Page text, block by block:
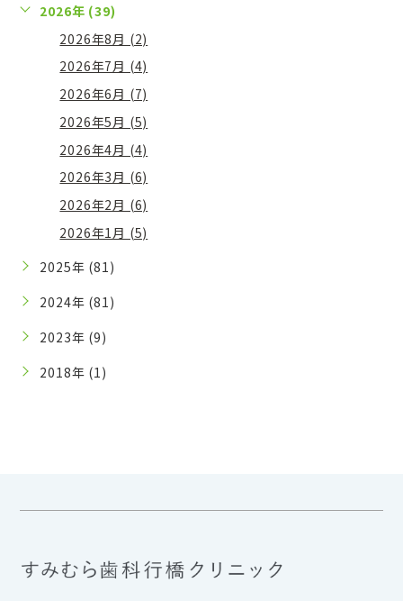
2026年 (39)
2026年8月 (2)
2026年7月 (4)
2026年6月 (7)
2026年5月 (5)
2026年4月 (4)
2026年3月 (6)
2026年2月 (6)
2026年1月 (5)
2025年 (81)
2024年 (81)
2023年 (9)
2018年 (1)